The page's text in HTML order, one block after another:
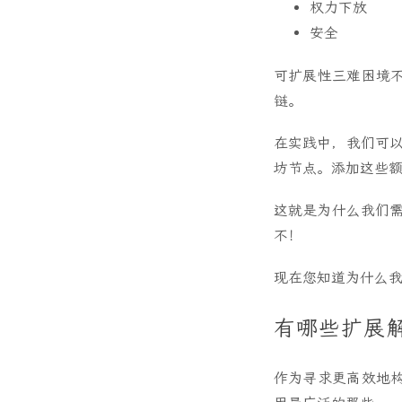
权力下放
安全
可扩展性三难困境
链。
在实践中，我们可
坊节点。添加这些
这就是为什么我们
不！
现在您知道为什么
有哪些扩展
作为寻求更高效地